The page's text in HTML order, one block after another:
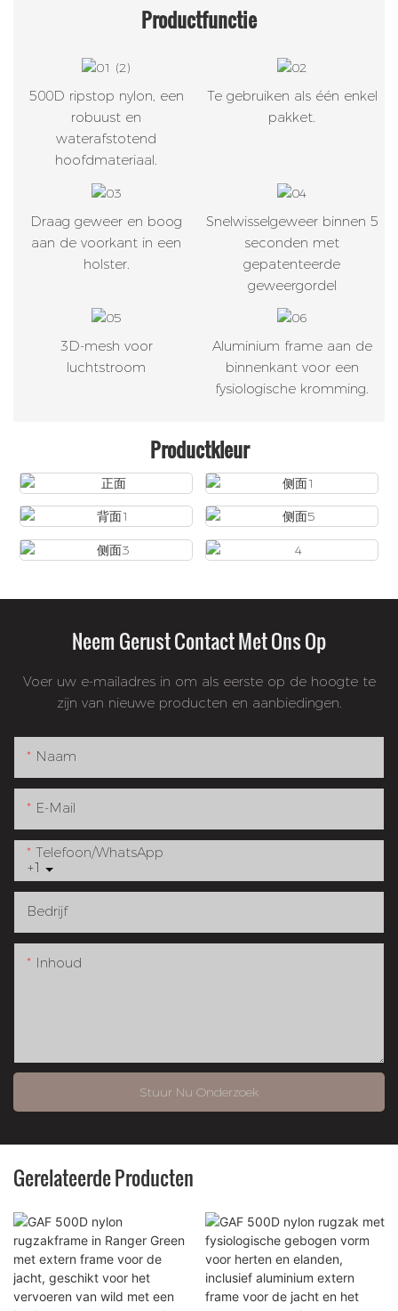
Productfunctie
500D ripstop nylon, een
robuust en
waterafstotend
hoofdmateriaal.
Te gebruiken als één enkel
pakket.
Draag geweer en boog
aan de voorkant in een
holster.
Snelwisselgeweer binnen 5
seconden met
gepatenteerde
geweergordel
3D-mesh voor
luchtstroom
Aluminium frame aan de
binnenkant voor een
fysiologische kromming.
Productkleur
Neem Gerust Contact Met Ons Op
Voer uw e-mailadres in om als eerste op de hoogte te
zijn van nieuwe producten en aanbiedingen.
Naam
E-Mail
+1
Telefoon/WhatsApp
Bedrijf
Inhoud
Stuur Nu Onderzoek
Gerelateerde Producten